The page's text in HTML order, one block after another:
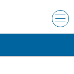
×